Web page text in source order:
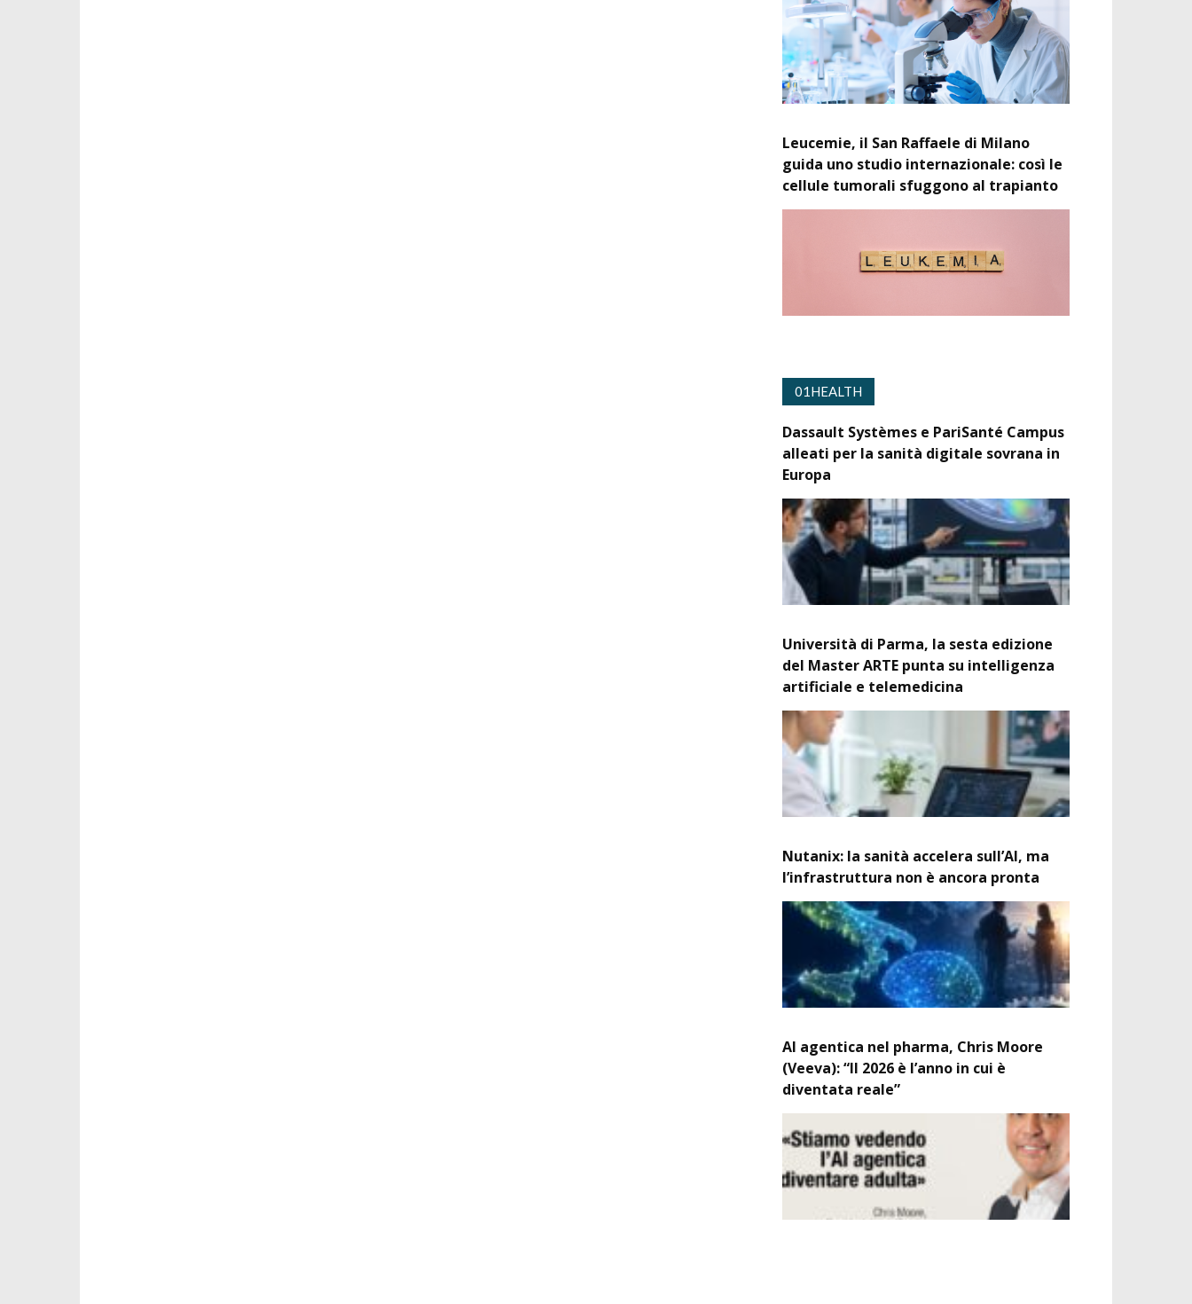
Leucemie, il San Raffaele di Milano
guida uno studio internazionale: così le
cellule tumorali sfuggono al trapianto
01HEALTH
Dassault Systèmes e PariSanté Campus
alleati per la sanità digitale sovrana in
Europa
Università di Parma, la sesta edizione
del Master ARTE punta su intelligenza
artificiale e telemedicina
Nutanix: la sanità accelera sull’AI, ma
l’infrastruttura non è ancora pronta
AI agentica nel pharma, Chris Moore
(Veeva): “Il 2026 è l’anno in cui è
diventata reale”